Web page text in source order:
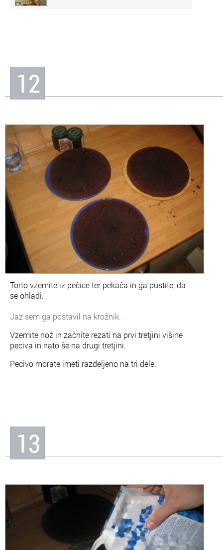
12
Torto vzemite iz pečice ter pekača in ga pustite, da
se ohladi.
Jaz sem ga postavil na krožnik.
Vzemite nož in začnite rezati na prvi tretjini višine
peciva in nato še na drugi tretjini.
Pecivo morate imeti razdeljeno na tri dele.
13